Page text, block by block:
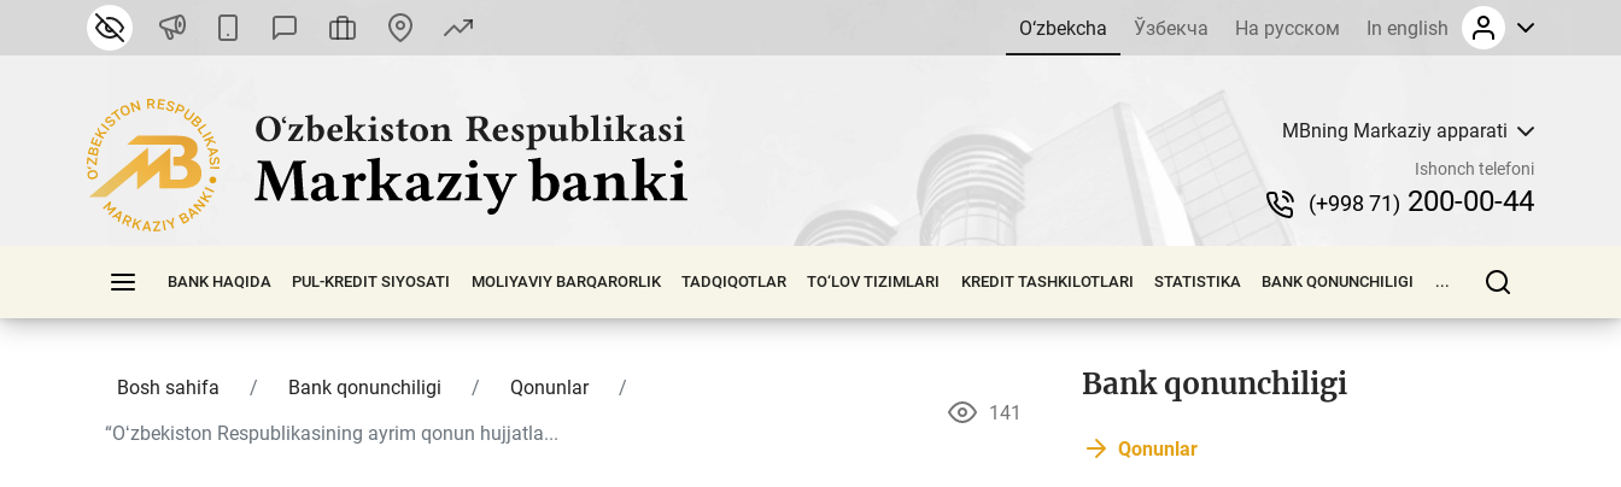
O‘zbekcha Ўзбекча На русском In english
MBning Markaziy apparati
Ishonch telefoni
(+998 71) 200-00-44
BANK HAQIDA PUL-KREDIT SIYOSATI MOLIYAVIY BАRQАRОRLIK TADQIQOTLAR TO‘LOV TIZIMLARI KREDIT TASHKILOTLARI STATISTIKA BANK QONUNCHILIGI ...
Bosh sahifa Bank qonunchiligi
Qonunlar
“Oʻzbekiston Respublikasining ayrim qonun hujjatla...
141
Bank qonunchiligi
Qonunlar